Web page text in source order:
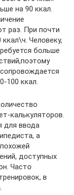
на 90 ккал.
раз. При почти
Человеку,
больше
100 ккал.
калькуляторов.
для ввода
а
доступных
Часто
в